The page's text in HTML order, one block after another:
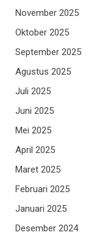
November 2025
Oktober 2025
September 2025
Agustus 2025
Juli 2025
Juni 2025
Mei 2025
April 2025
Maret 2025
Februari 2025
Januari 2025
Desember 2024